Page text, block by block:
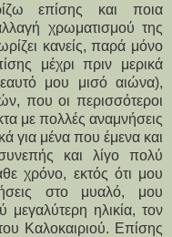
επίσης και ποια
χρωματισμού της
κανείς, παρά μόνο
μέχρι πριν μερικά
μου μισό αιώνα),
που οι περισσότεροι
με πολλές αναμνήσεις
για μένα που έμενα και
και λίγο πολύ
χρόνο, εκτός ότι μου
στο μυαλό, μου
ηλικία, τον
Καλοκαιριού. Επίσης